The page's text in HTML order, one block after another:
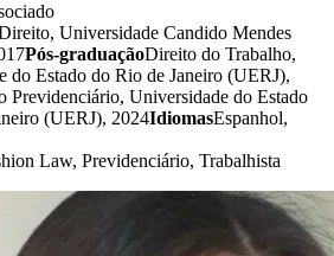
Universidade Candido Mendes
Pós-graduaçãoDireito do Trabalho,
do Estado do Rio de Janeiro (UERJ),
Previdenciário, Universidade do Estado
(UERJ), 2024IdiomasEspanhol,
Law, Previdenciário, Trabalhista